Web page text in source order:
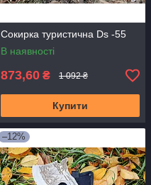
Сокирка туристична Ds -55
В наявності
873,60 ₴ 1 092 ₴
Купити
–12%